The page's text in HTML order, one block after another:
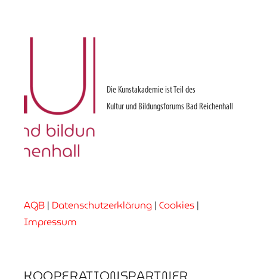
Die Kunstakademie ist Teil des
Kultur und Bildungsforums Bad Reichenhall
AGB | Datenschutzerklärung | Cookies |
Impressum